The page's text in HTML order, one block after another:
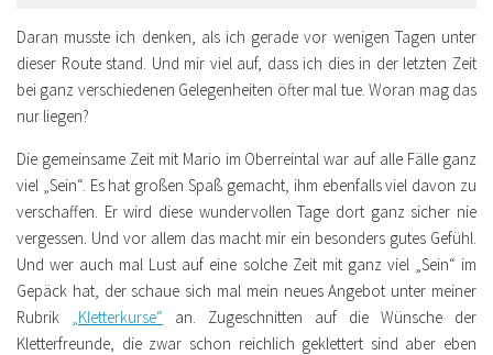
Daran musste ich denken, als ich gerade vor wenigen Tagen unter
dieser Route stand. Und mir viel auf, dass ich dies in der letzten Zeit
bei ganz verschiedenen Gelegenheiten öfter mal tue. Woran mag das
nur liegen?
Die gemeinsame Zeit mit Mario im Oberreintal war auf alle Fälle ganz
viel „Sein“. Es hat großen Spaß gemacht, ihm ebenfalls viel davon zu
verschaffen. Er wird diese wundervollen Tage dort ganz sicher nie
vergessen. Und vor allem das macht mir ein besonders gutes Gefühl.
Und wer auch mal Lust auf eine solche Zeit mit ganz viel „Sein“ im
Gepäck hat, der schaue sich mal mein neues Angebot unter meiner
Rubrik „Kletterkurse“ an. Zugeschnitten auf die Wünsche der
Kletterfreunde, die zwar schon reichlich geklettert sind aber eben